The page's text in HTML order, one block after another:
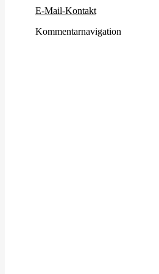
E-Mail-Kontakt
Kommentarnavigation